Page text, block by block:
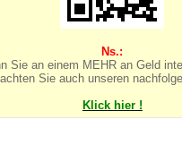
Ns.:
Sie an einem MEHR an Geld
Sie auch unseren
Klick hier !